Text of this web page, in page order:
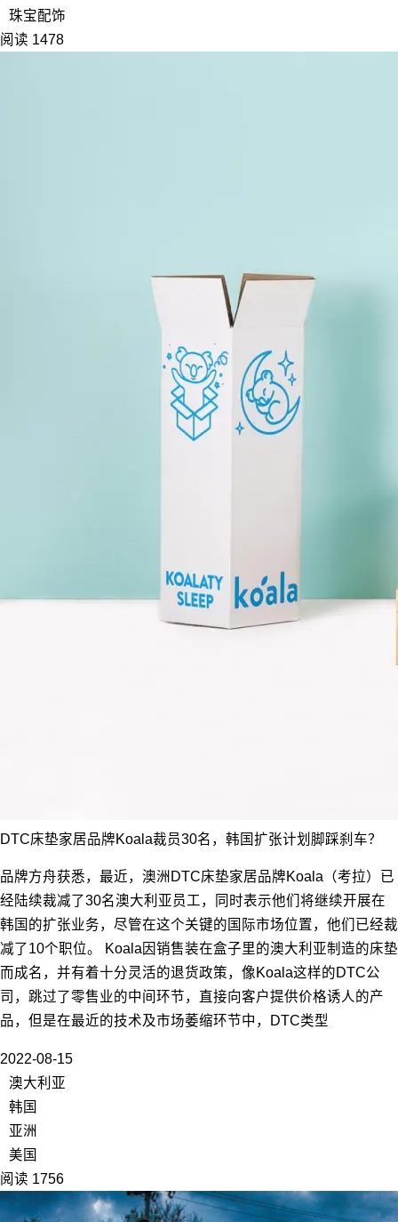
珠宝配饰
阅读 1478
DTC床垫家居品牌Koala裁员30名，韩国扩张计划脚踩刹车？
品牌方舟获悉，最近，澳洲DTC床垫家居品牌Koala（考拉）已
经陆续裁减了30名澳大利亚员工，同时表示他们将继续开展在
韩国的扩张业务，尽管在这个关键的国际市场位置，他们已经裁
减了10个职位。 Koala因销售装在盒子里的澳大利亚制造的床垫
而成名，并有着十分灵活的退货政策，像Koala这样的DTC公
司，跳过了零售业的中间环节，直接向客户提供价格诱人的产
品，但是在最近的技术及市场萎缩环节中，DTC类型
2022-08-15
澳大利亚
韩国
亚洲
美国
阅读 1756